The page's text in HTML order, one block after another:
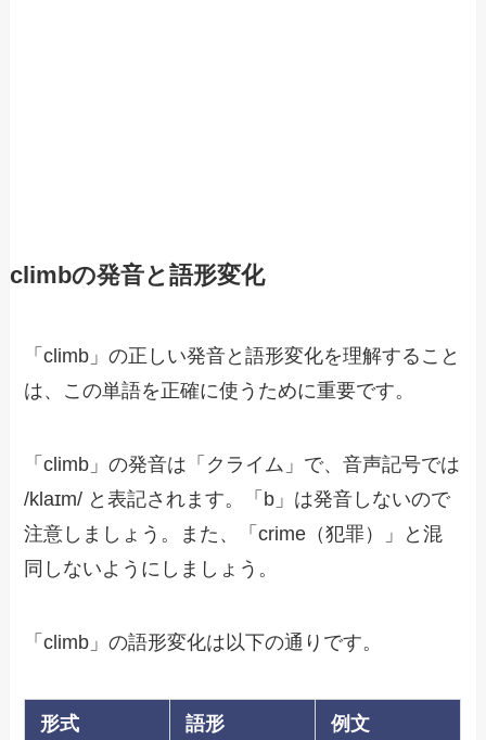
climbの発音と語形変化
「climb」の正しい発音と語形変化を理解すること
は、この単語を正確に使うために重要です。
「climb」の発音は「クライム」で、音声記号では
/klaɪm/ と表記されます。「b」は発音しないので
注意しましょう。また、「crime（犯罪）」と混
同しないようにしましょう。
「climb」の語形変化は以下の通りです。
形式 語形 例文